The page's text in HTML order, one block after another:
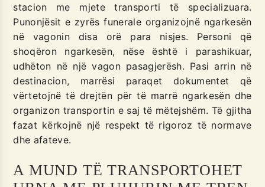
stacion me mjete transporti të specializuara.
Punonjësit e zyrës funerale organizojnë ngarkesën
në vagonin disa orë para nisjes. Personi që
shoqëron ngarkesën, nëse është i parashikuar,
udhëton në një vagon pasagjerësh. Pasi arrin në
destinacion, marrësi paraqet dokumentet që
vërtetojnë të drejtën për të marrë ngarkesën dhe
organizon transportin e saj të mëtejshëm. Të gjitha
fazat kërkojnë një respekt të rigoroz të normave
dhe afateve.
A MUND TË TRANSPORTOHET